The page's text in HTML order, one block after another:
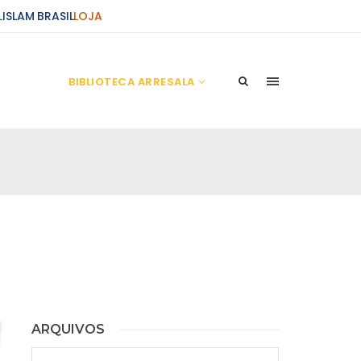
ISLAM BRASILLOJA
BIBLIOTECA ARRESALA
entre os juristas, foi a da determinação do que
Divina, comunicava com referência à
ARQUIVOS
Arquivos